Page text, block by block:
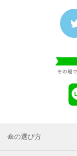
傘の選び方